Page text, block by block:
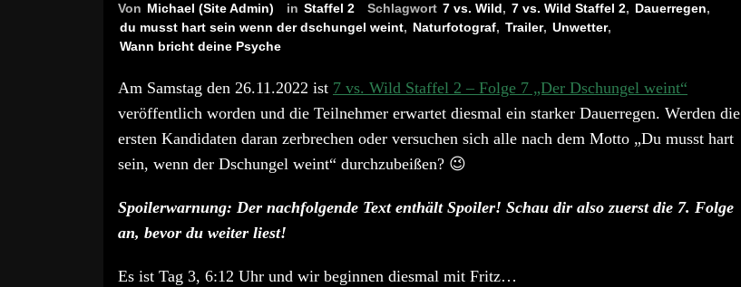
Von Michael (Site Admin) in Staffel 2 Schlagwort 7 vs. Wild, 7 vs. Wild Staffel 2, Dauerregen,
du musst hart sein wenn der dschungel weint, Naturfotograf, Trailer, Unwetter,
Wann bricht deine Psyche
Am Samstag den 26.11.2022 ist 7 vs. Wild Staffel 2 – Folge 7 „Der Dschungel weint“
veröffentlich worden und die Teilnehmer erwartet diesmal ein starker Dauerregen. Werden die
ersten Kandidaten daran zerbrechen oder versuchen sich alle nach dem Motto „Du musst hart
sein, wenn der Dschungel weint“ durchzubeißen? 😉
Spoilerwarnung: Der nachfolgende Text enthält Spoiler! Schau dir also zuerst die 7. Folge
an, bevor du weiter liest!
Es ist Tag 3, 6:12 Uhr und wir beginnen diesmal mit Fritz…